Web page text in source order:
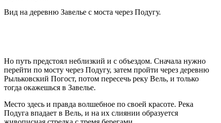
Вид на деревню Завелье с моста через Подугу.
Но путь предстоял неблизкий и с объездом. Сначала нужно
перейти по мосту через Подугу, затем пройти через деревню
Рыльковский Погост, потом пересечь реку Вель, и только
тогда окажешься в Завелье.
Место здесь и правда волшебное по своей красоте. Река
Подуга впадает в Вель, и на их слиянии образуется